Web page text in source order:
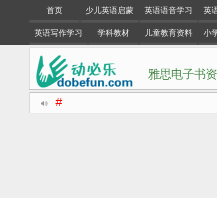
首页 少儿英语启蒙 英语语音学习 英
英语写作学习
学科教材 儿童教育资料 小
雅思电子书
#
动必乐dobefun是一个专注于英语学习资料整理分享